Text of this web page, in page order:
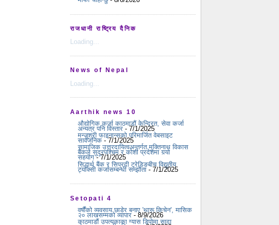
राजधानी राष्ट्रिय दैनिक
Loading...
News of Nepal
Loading...
Aarthik news 10
औद्योगिक कर्जा काठमाडौं केन्द्रित, सेवा कर्जा
अन्यत्र पनि विस्तार - 7/1/2025
मन्जुश्री फाइनान्सको परिमार्जित वेबसाइट
सार्वजनिक - 7/1/2025
सामाजिक उत्तरदायित्वअन्तर्गत मुक्तिनाथ विकास
बैंकले सुदूरपश्चिम र कोशी प्रदेशमा गर्‍यो
सहयोग- 7/1/2025
सिद्धार्थ बैंक र सिप्रदी ट्रेडिङबीच विद्युतीय
ट्याक्सी कर्जासम्बन्धी सम्झौता- 7/1/2025
Setopati 4
वर्षौंको व्यवसाय छाडेर बनाए 'थारू किचेन', मासिक
२० लाखसम्मको व्यापार - 8/9/2026
काठमाडौं उपत्यकाका ग्यास डिपोमा सादा